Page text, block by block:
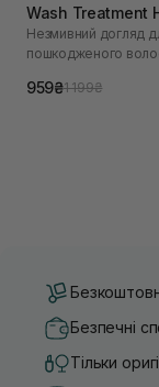
Wash Treatment
Performance
Technology 150
Незмивний догляд
пошкодженого
959₴1 199₴
Безпечні
Тільки